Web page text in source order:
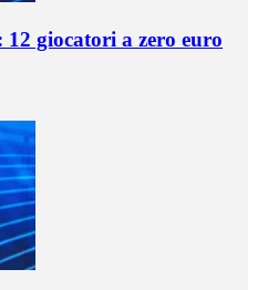
giocatori a zero euro